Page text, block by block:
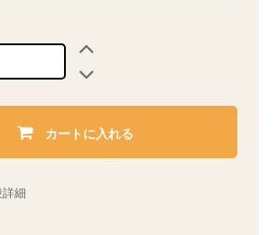
カートに入れる
細